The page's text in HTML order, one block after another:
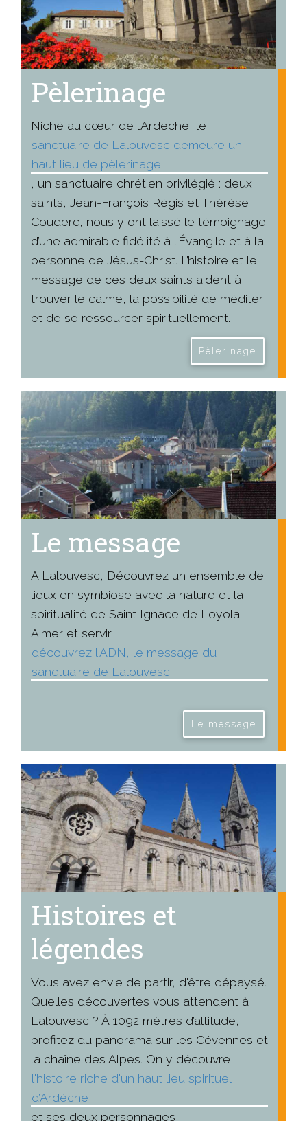
Pèlerinage
Niché au cœur de l’Ardèche, le
sanctuaire de Lalouvesc demeure un
haut lieu de pèlerinage
, un sanctuaire chrétien privilégié : deux
saints, Jean-François Régis et Thérèse
Couderc, nous y ont laissé le témoignage
d’une admirable fidélité à l’Évangile et à la
personne de Jésus-Christ. L’histoire et le
message de ces deux saints aident à
trouver le calme, la possibilité de méditer
et de se ressourcer spirituellement.
Pèlerinage
Le message
A Lalouvesc, Découvrez un ensemble de
lieux en symbiose avec la nature et la
spiritualité de Saint Ignace de Loyola -
Aimer et servir :
découvrez l'ADN, le message du
sanctuaire de Lalouvesc
.
Le message
Histoires et
légendes
Vous avez envie de partir, d'être dépaysé.
Quelles découvertes vous attendent à
Lalouvesc ? À 1092 mètres d’altitude,
profitez du panorama sur les Cévennes et
la chaîne des Alpes. On y découvre
l'histoire riche d'un haut lieu spirituel
d’Ardèche
et ses deux personnages